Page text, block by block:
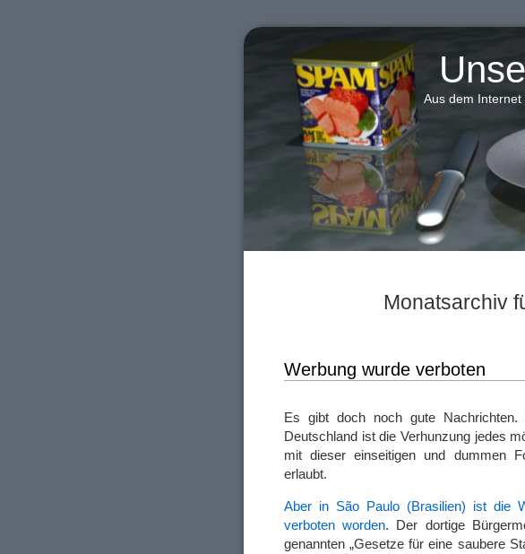
Aus dem Internet
Monatsarchiv
Werbung wurde verboten
Es gibt doch noch gute
Deutschland ist die Verhunzung jedes
mit dieser einseitigen und dummen
erlaubt.
Aber in São Paulo (Brasilien) ist die
verboten worden. Der dortige
genannten „Gesetze für eine saubere